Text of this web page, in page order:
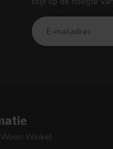
Winkel